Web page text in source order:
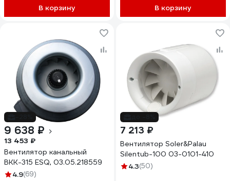
В корзину В корзину
9 638 ₽
13 453 ₽
Вентилятор канальный
ВКК-315 ESQ, 03.05.218559
4.9(69)
7 213 ₽
Вентилятор Soler&Palau
Silentub-100 03-0101-410
4.3(50)